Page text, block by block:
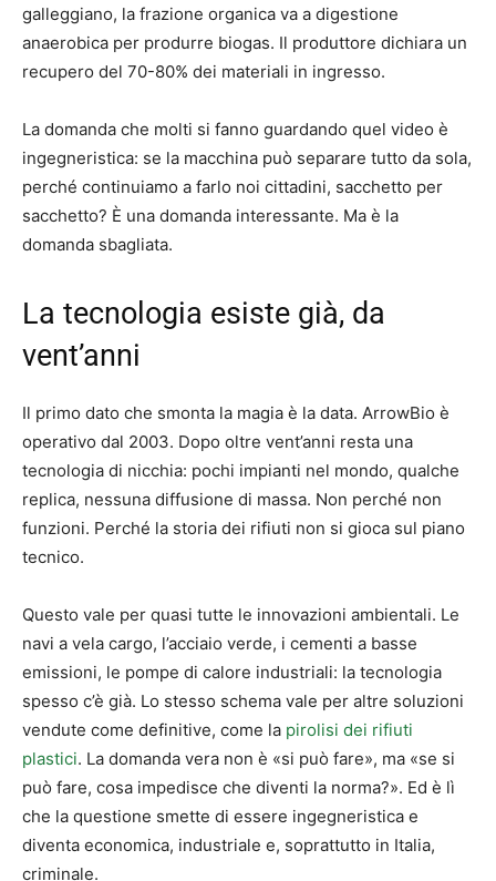
galleggiano, la frazione organica va a digestione
anaerobica per produrre biogas. Il produttore dichiara un
recupero del 70-80% dei materiali in ingresso.
La domanda che molti si fanno guardando quel video è
ingegneristica: se la macchina può separare tutto da sola,
perché continuiamo a farlo noi cittadini, sacchetto per
sacchetto? È una domanda interessante. Ma è la
domanda sbagliata.
La tecnologia esiste già, da
vent’anni
Il primo dato che smonta la magia è la data. ArrowBio è
operativo dal 2003. Dopo oltre vent’anni resta una
tecnologia di nicchia: pochi impianti nel mondo, qualche
replica, nessuna diffusione di massa. Non perché non
funzioni. Perché la storia dei rifiuti non si gioca sul piano
tecnico.
Questo vale per quasi tutte le innovazioni ambientali. Le
navi a vela cargo, l’acciaio verde, i cementi a basse
emissioni, le pompe di calore industriali: la tecnologia
spesso c’è già. Lo stesso schema vale per altre soluzioni
vendute come definitive, come la pirolisi dei rifiuti
plastici. La domanda vera non è «si può fare», ma «se si
può fare, cosa impedisce che diventi la norma?». Ed è lì
che la questione smette di essere ingegneristica e
diventa economica, industriale e, soprattutto in Italia,
criminale.